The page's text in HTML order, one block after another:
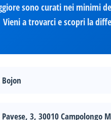
sono curati nei minimi
Vieni a trovarci e scopri la
Pavese, 3, 30010 Campolongo